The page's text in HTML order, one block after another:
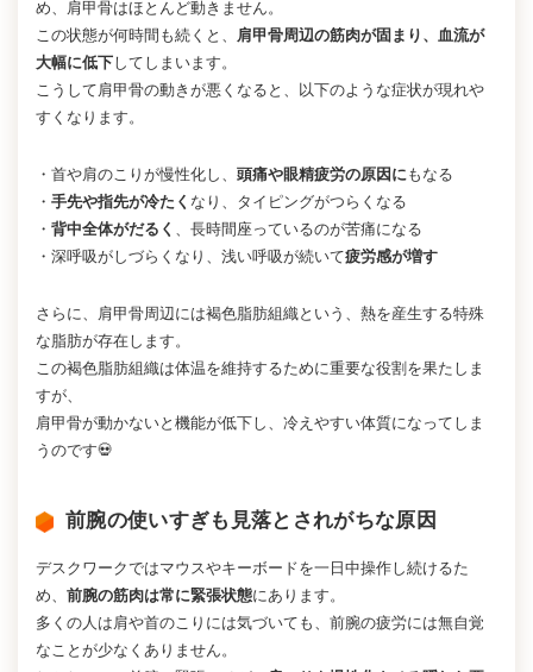
め、肩甲骨はほとんど動きません。
この状態が何時間も続くと、 肩甲骨周辺の筋肉が固まり、血流が
大幅に低下してしまいます。
こうして肩甲骨の動きが悪くなると、以下のような症状が現れや
すくなります。
・首や肩のこりが慢性化し、 頭痛や眼精疲労の原因にもなる
・ 手先や指先が冷たく なり、タイピングがつらくなる
・ 背中全体がだるく 、長時間座っているのが苦痛になる
・深呼吸がしづらくなり、浅い呼吸が続いて疲労感が増す
さらに、肩甲骨周辺には褐色脂肪組織という、熱を産生する特殊
な脂肪が存在します。
この褐色脂肪組織は体温を維持するために重要な役割を果たしま
すが、
肩甲骨が動かないと機能が低下し、冷えやすい体質になってしま
うのです💀
前腕の使いすぎも見落とされがちな原因
デスクワークではマウスやキーボードを一日中操作し続けるた
め、 前腕の筋肉は常に緊張状態にあります。
多くの人は肩や首のこりには気づいても、前腕の疲労には無自覚
なことが少なくありません。